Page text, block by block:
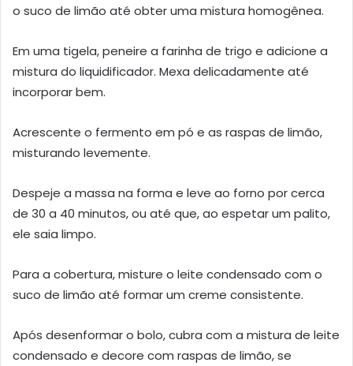
o suco de limão até obter uma mistura homogênea.
Em uma tigela, peneire a farinha de trigo e adicione a
mistura do liquidificador. Mexa delicadamente até
incorporar bem.
Acrescente o fermento em pó e as raspas de limão,
misturando levemente.
Despeje a massa na forma e leve ao forno por cerca
de 30 a 40 minutos, ou até que, ao espetar um palito,
ele saia limpo.
Para a cobertura, misture o leite condensado com o
suco de limão até formar um creme consistente.
Após desenformar o bolo, cubra com a mistura de leite
condensado e decore com raspas de limão, se